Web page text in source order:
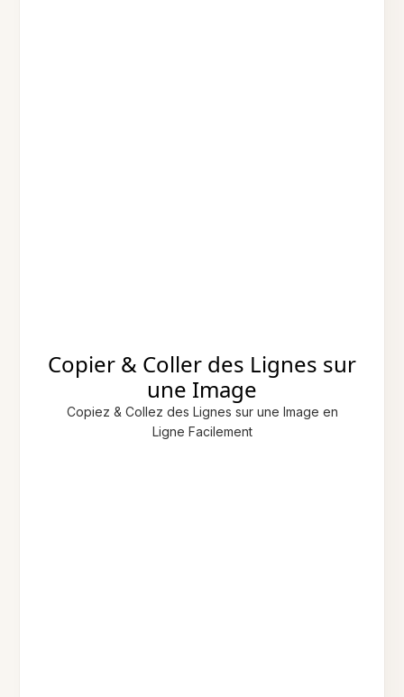
Copier & Coller des Lignes sur
une Image
Copiez & Collez des Lignes sur une Image en
Ligne Facilement